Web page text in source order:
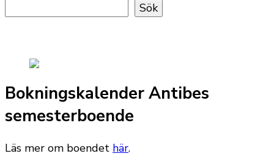
Sök
Bokningskalender Antibes
semesterboende
Läs mer om boendet här.